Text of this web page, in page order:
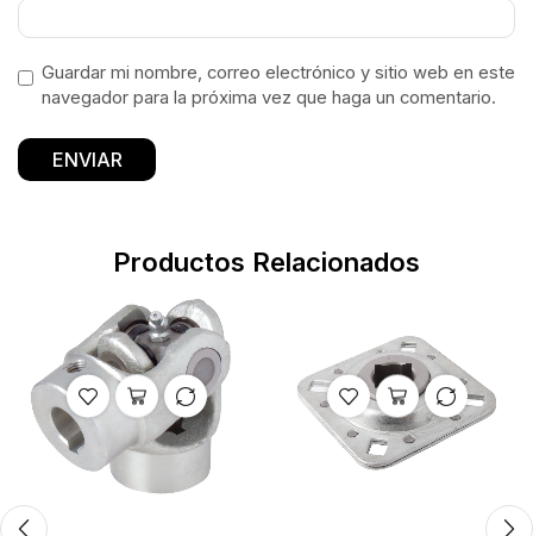
Guardar mi nombre, correo electrónico y sitio web en este
navegador para la próxima vez que haga un comentario.
Productos Relacionados